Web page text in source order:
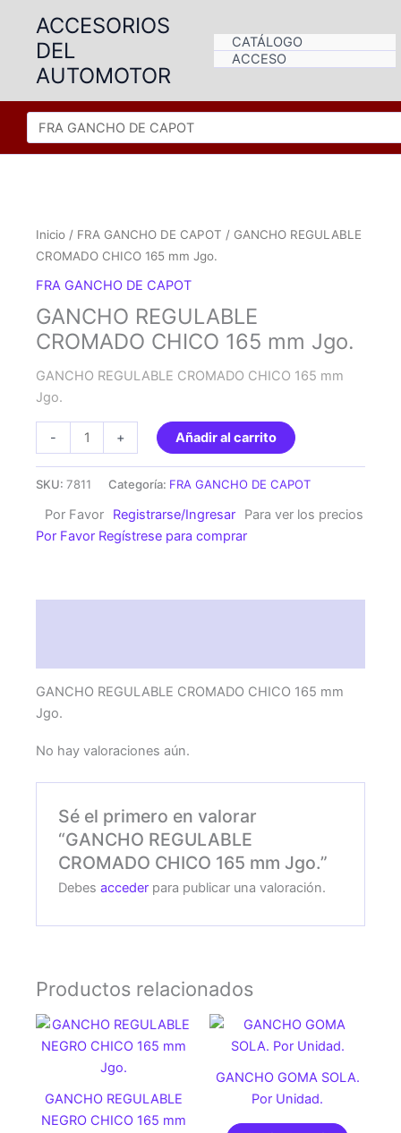
contenido
ACCESORIOS
DEL
AUTOMOTOR
CATÁLOGO
ACCESO
Inicio / FRA GANCHO DE CAPOT / GANCHO REGULABLE
CROMADO CHICO 165 mm Jgo.
FRA GANCHO DE CAPOT
GANCHO REGULABLE
CROMADO CHICO 165 mm Jgo.
GANCHO REGULABLE CROMADO CHICO 165 mm
Jgo.
-
GANCHO
REGULABLE
165
mm
+ Añadir al carrito
SKU: 7811 Categoría: FRA GANCHO DE CAPOT
Por Favor Registrarse/Ingresar
Para ver los precios
Por Favor Regístrese para comprar
GANCHO REGULABLE CROMADO CHICO 165 mm
Jgo.
No hay valoraciones aún.
Sé el primero en valorar
“GANCHO REGULABLE
CROMADO CHICO 165 mm Jgo.”
Debesacceder para publicar una valoración.
Productos relacionados
GANCHO REGULABLE
NEGRO CHICO 165 mm
GANCHO GOMA SOLA.
Por Unidad.